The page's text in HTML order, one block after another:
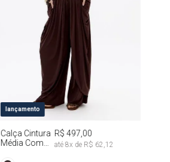
lançamento P M
Calça Cintura
Média Com
R$ 497,00
até8x deR$ 62,12